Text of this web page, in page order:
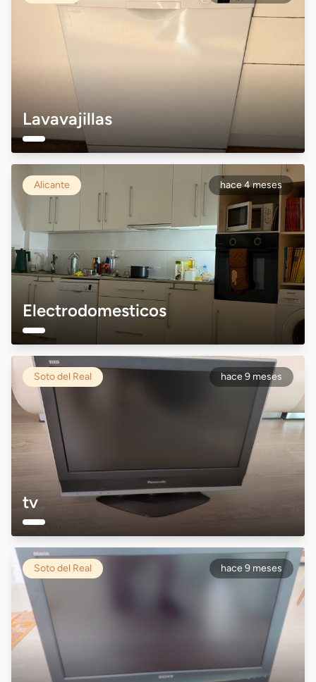
Lavavajillas
Alicante hace 4 meses
Electrodomesticos
Soto del Real hace 9 meses
tv
Soto del Real hace 9 meses